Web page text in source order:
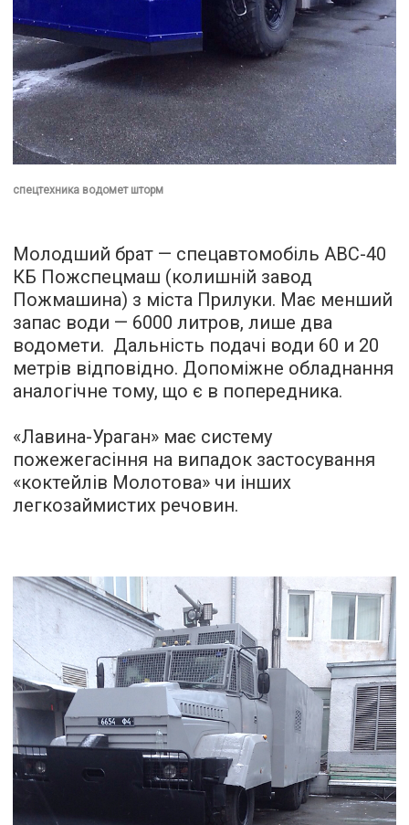
спецтехника водомет шторм
Молодший брат — спецавтомобіль АВС-40
КБ Пожспецмаш (колишній завод
Пожмашина) з міста Прилуки. Має менший
запас води — 6000 литров, лише два
водомети. Дальність подачі води 60 и 20
метрів відповідно. Допоміжне обладнання
аналогічне тому, що є в попередника.
«Лавина-Ураган» має систему
пожежегасіння на випадок застосування
«коктейлів Молотова» чи інших
легкозаймистих речовин.